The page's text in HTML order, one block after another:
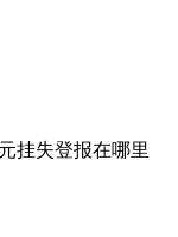
挂失登报在哪里